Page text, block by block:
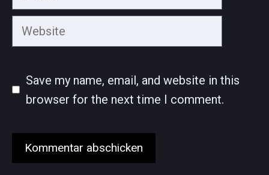
Mail
Website
Save my name, email, and website in this
browser for the next time I comment.